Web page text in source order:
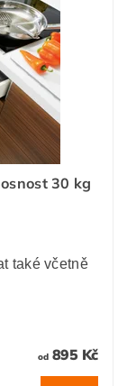
30 kg
také včetně
od895 Kč